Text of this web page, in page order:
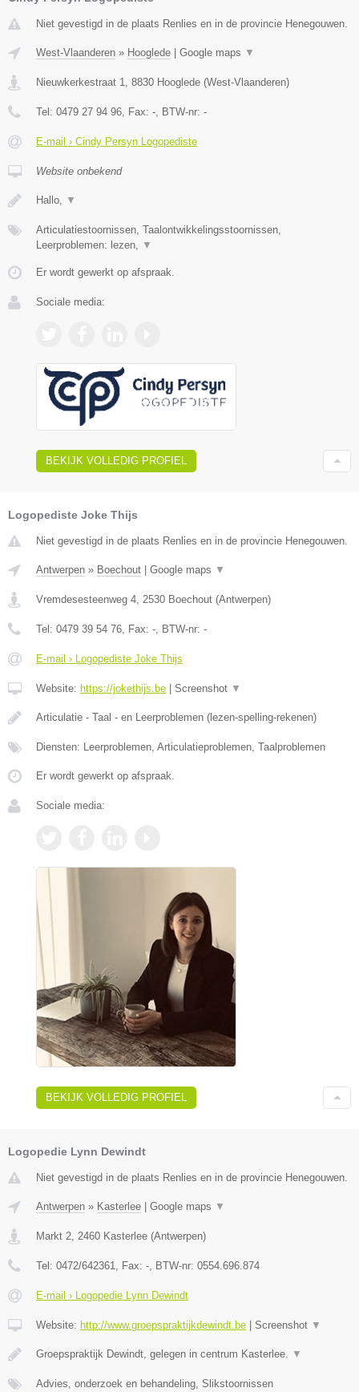
Niet gevestigd in de plaats Renlies en in de provincie Henegouwen.
West-Vlaanderen » Hooglede | Google maps ▼
Nieuwkerkestraat 1 8830 Hooglede (West-Vlaanderen)
Tel: 0479 27 94 96 , Fax: - , BTW-nr: -
E-mail › Cindy Persyn Logopediste
Website onbekend
Hallo, ▼
Articulatiestoornissen, Taalontwikkelingsstoornissen,
Leerproblemen: lezen,
▼
Er wordt gewerkt op afspraak.
Sociale media:
BEKIJK VOLLEDIG PROFIEL
Logopediste Joke Thijs
Niet gevestigd in de plaats Renlies en in de provincie Henegouwen.
Antwerpen » Boechout Google maps ▼
Vremdesesteenweg 4, 2530 Boechout (Antwerpen)
Tel: 0479 39 54 76, Fax: -, BTW-nr: -
E-mail › Logopediste Joke Thijs
Website: https://jokethijs.be Screenshot ▼
Articulatie - Taal - en Leerproblemen (lezen-spelling-rekenen)
Diensten: Leerproblemen, Articulatieproblemen, Taalproblemen
Er wordt gewerkt op afspraak.
Sociale media:
BEKIJK VOLLEDIG PROFIEL
Logopedie Lynn Dewindt
Niet gevestigd in de plaats Renlies en in de provincie Henegouwen.
Antwerpen » Kasterlee Google maps ▼
Markt 2, 2460 Kasterlee (Antwerpen)
Tel: 0472/642361, Fax: -, BTW-nr: 0554.696.874
E-mail › Logopedie Lynn Dewindt
Website: http://www.groepspraktijkdewindt.be Screenshot ▼
Groepspraktijk Dewindt, gelegen in centrum Kasterlee. ▼
Advies, onderzoek en behandeling, Slikstoornissen